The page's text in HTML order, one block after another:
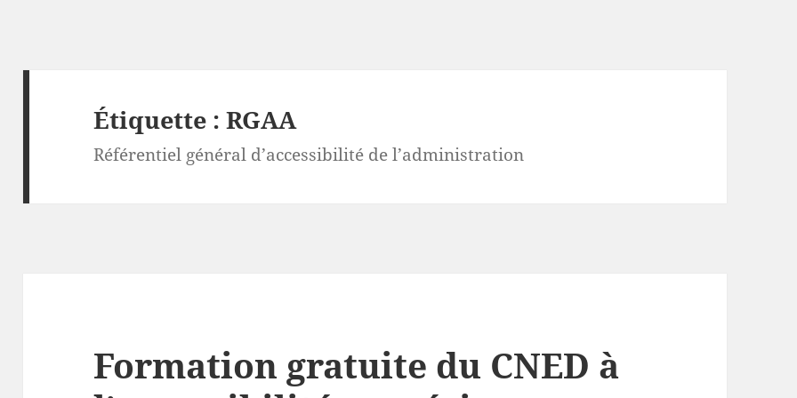
Étiquette :RGAA
Référentiel général d’accessibilité de l’administration
Formation gratuite du CNED à